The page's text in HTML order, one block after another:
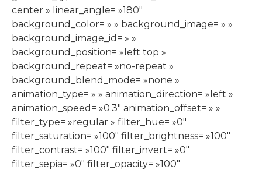
center » linear_angle= »180″
background_color= » » background_image= » »
background_image_id= » »
background_position= »left top »
background_repeat= »no-repeat »
background_blend_mode= »none »
animation_type= » » animation_direction= »left »
animation_speed= »0.3″ animation_offset= » »
filter_type= »regular » filter_hue= »0″
filter_saturation= »100″ filter_brightness= »100″
filter_contrast= »100″ filter_invert= »0″
filter_sepia= »0″ filter_opacity= »100″